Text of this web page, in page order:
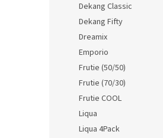
Dekang Classic
Dekang Fifty
Dreamix
Emporio
Frutie (50/50)
Frutie (70/30)
Frutie COOL
Liqua
Liqua 4Pack